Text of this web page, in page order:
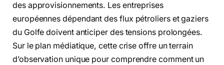
des approvisionnements. Les entreprises
européennes dépendant des flux pétroliers et gaziers
du Golfe doivent anticiper des tensions prolongées.
Sur le plan médiatique, cette crise offre un terrain
d’observation unique pour comprendre comment un